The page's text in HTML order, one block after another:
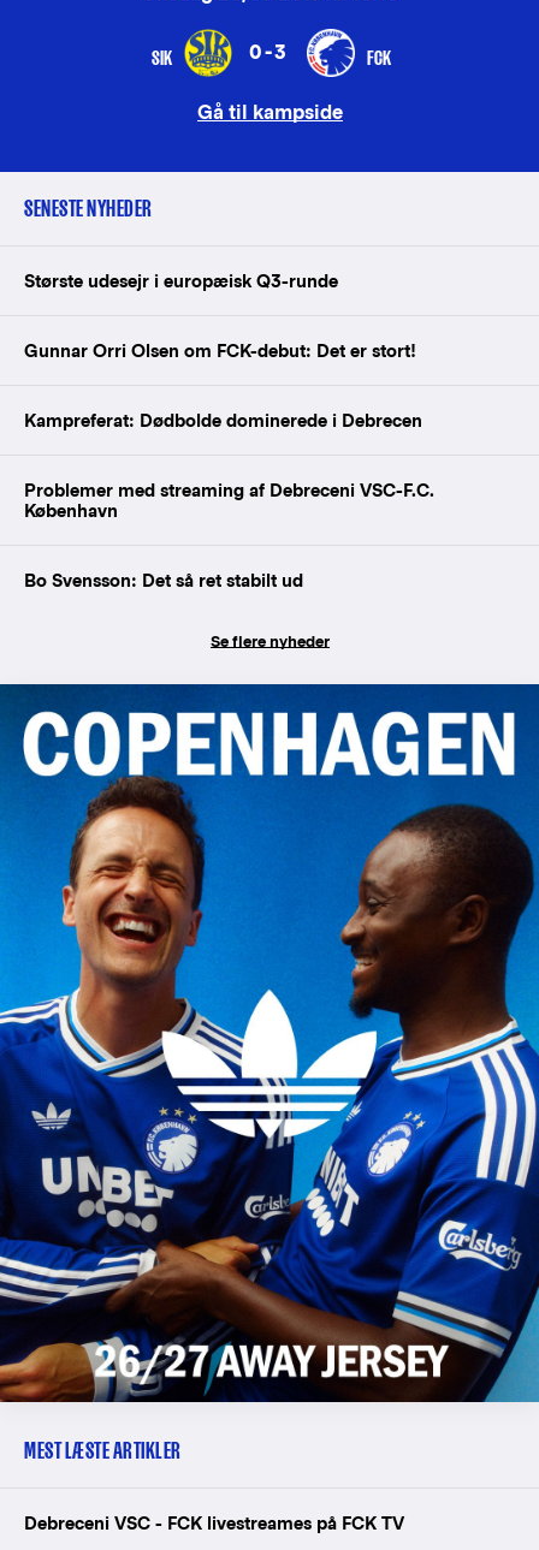
SIK 0-3 FCK
Gå til kampside
SENESTE NYHEDER
Største udesejr i europæisk Q3-runde
Gunnar Orri Olsen om FCK-debut: Det er stort!
Kampreferat: Dødbolde dominerede i Debrecen
Problemer med streaming af Debreceni VSC-F.C.
København
Bo Svensson: Det så ret stabilt ud
Se flere nyheder
MEST LÆSTE ARTIKLER
Debreceni VSC - FCK livestreames på FCK TV